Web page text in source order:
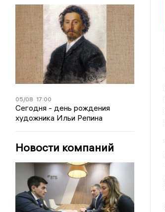
05/08 17:00
Сегодня - день рождения
художника Ильи Репина
Новости компаний